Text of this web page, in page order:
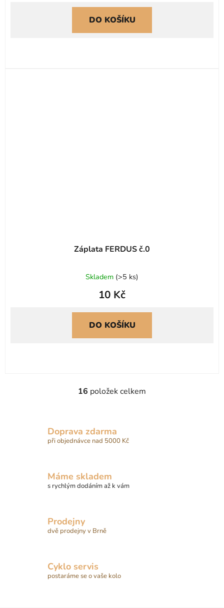
DO KOŠÍKU
Záplata FERDUS č.0
Skladem (>5 ks)
10 Kč
DO KOŠÍKU
O
á
d
í
p
i
16 položek celkem
Doprava zdarma
při objednávce nad 5000 Kč
Máme skladem
s rychlým dodáním až k vám
Prodejny
dvě prodejny v Brně
Cyklo servis
postaráme se o vaše kolo